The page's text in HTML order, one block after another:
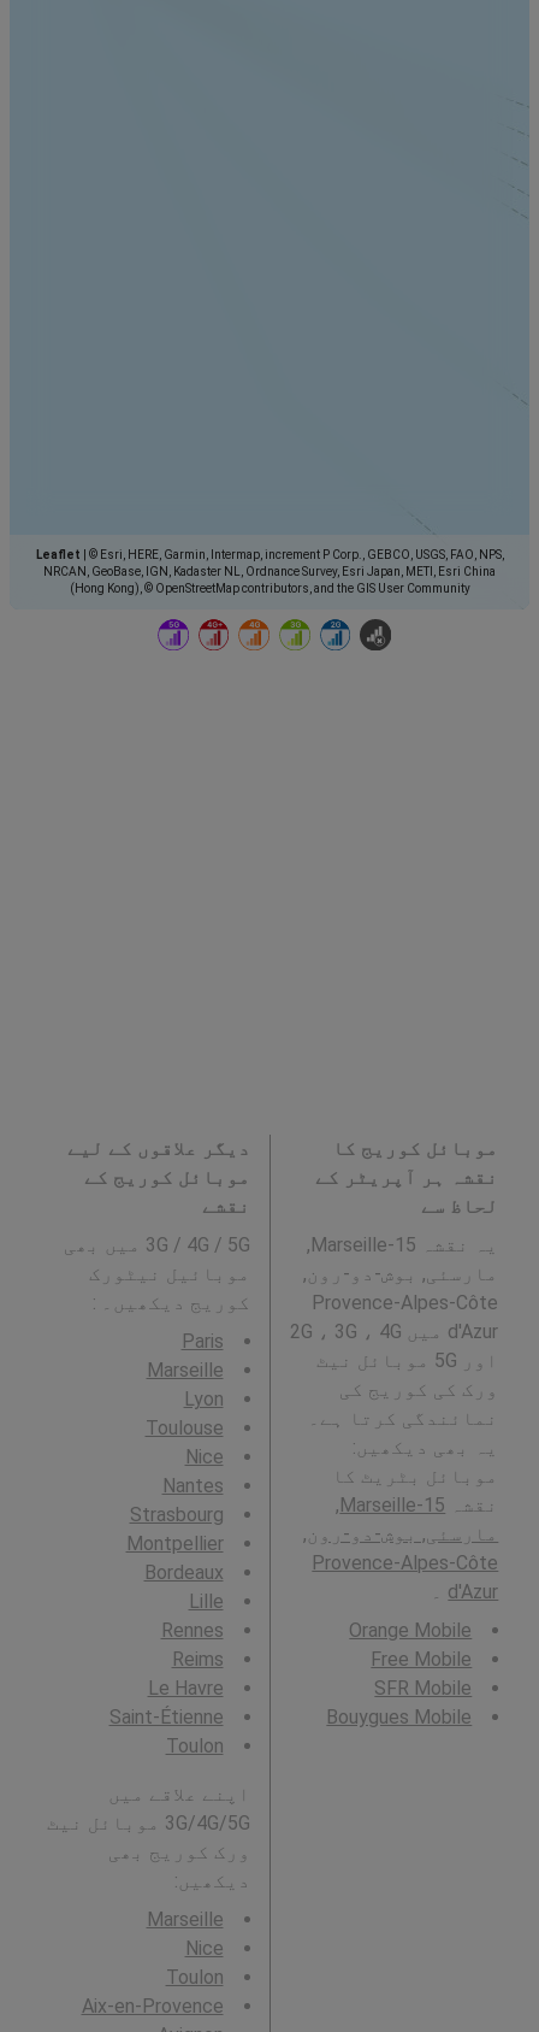
Leaflet
© Esri, HERE, Garmin, Intermap, increment P Corp., GEBCO, USGS, FAO, NPS,
NRCAN, GeoBase, IGN, Kadaster NL, Ordnance Survey, Esri Japan, METI, Esri China
(Hong Kong), © OpenStreetMap contributors, and the GIS User Community
موبائل کوریج کا
نقشہ ہر آپریٹر کے
لحاظ سے
یہ نقشہ Marseille-15,
مارسئی, بوش-دو-رون,
Provence-Alpes-Côte
d'Azur میں 2G ، 3G ، 4G
اور 5G موبائل نیٹ
ورک کی کوریج کی
نمائندگی کرتا ہے۔
یہ بھی دیکھیں:
موبائل بٹریٹ کا
نقشہ
Marseille-15,
مارسئی, بوش-دو-رون,
Provence-Alpes-Côte
d'Azur ۔
Orange Mobile
Free Mobile
SFR Mobile
Bouygues Mobile
دیگر علاقوں کے لیے
موبائل کوریج کے
نقشے
3G / 4G / 5G میں بھی
موبائیل نیٹورک
کوریج دیکھیں۔ :
Paris
Marseille
Lyon
Toulouse
Nice
Nantes
Strasbourg
Montpellier
Bordeaux
Lille
Rennes
Reims
Le Havre
Saint-Étienne
Toulon
اپنے علاقے میں
3G/4G/5G موبائل نیٹ
ورک کوریج بھی
دیکھیں:
Marseille
Nice
Toulon
Aix-en-Provence